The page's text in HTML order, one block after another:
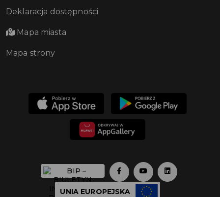
Deklaracja dostępności
Mapa miasta
Mapa strony
UNIA EUROPEJSKA